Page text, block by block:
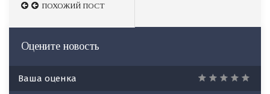
ПОХОЖИЙ ПОСТ
Оцените новость
Ваша оценка